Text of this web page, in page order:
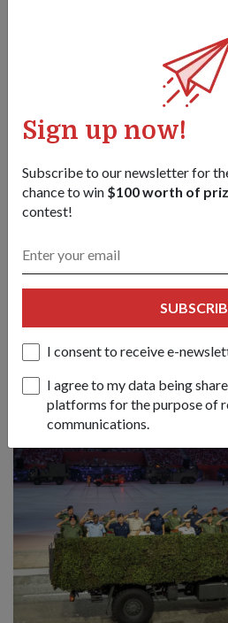
Sign up now!
Subscribe to our newsletter for
chance to win $100 worth of
contest!
I consent to receive e-
I agree to my data being
platforms for the purpose of
communications.
2017 年，新加坡妇女辅助海军
（前景、左二）参加在樟宜海军
新加坡海军志愿部队）首次升起
《国锋报》：您觉得自从您在
工作以来，女性在新加坡武装
如今的女性受过良好教育，能言
在新加坡武装部队中，男性和女
起捍卫国家主权的责任。